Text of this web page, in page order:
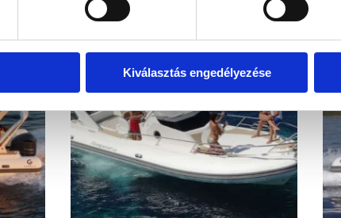
Kiválasztás engedélyezése